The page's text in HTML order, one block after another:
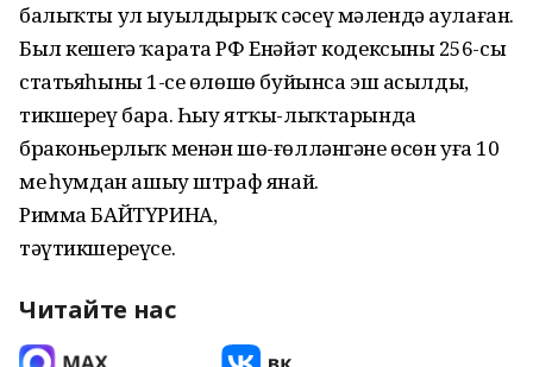
балыҡты ул ыуылдырыҡ сәсеү мәлендә аулаған.
Был кешегә ҡарата РФ Енәйәт кодексының 256-сы
статьяһының 1-се өлөшө буйынса эш асылды,
тикшереү бара. Һыу ятҡы-лыҡтарында
браконьерлыҡ менән шө-ғөлләнгәне өсөн уға 10
мең һумдан ашыу штраф янай.
Римма БАЙТҮРИНА,
тәүтикшереүсе.
Читайте нас